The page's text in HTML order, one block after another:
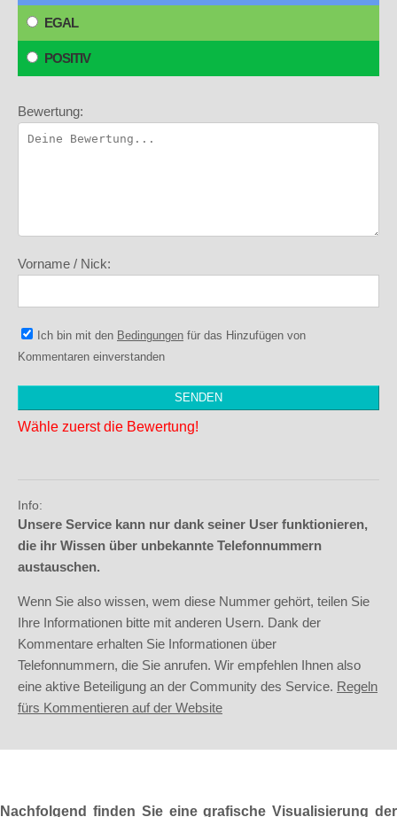
EGAL
POSITIV
Bewertung:
Vorname / Nick:
Ich bin mit den Bedingungen für das Hinzufügen von
Kommentaren einverstanden
Wähle zuerst die Bewertung!
Info:
Unsere Service kann nur dank seiner User funktionieren,
die ihr Wissen über unbekannte Telefonnummern
austauschen.
Wenn Sie also wissen, wem diese Nummer gehört, teilen Sie
Ihre Informationen bitte mit anderen Usern. Dank der
Kommentare erhalten Sie Informationen über
Telefonnummern, die Sie anrufen. Wir empfehlen Ihnen also
eine aktive Beteiligung an der Community des Service. Regeln
fürs Kommentieren auf der Website
Nachfolgend finden Sie eine grafische Visualisierung der